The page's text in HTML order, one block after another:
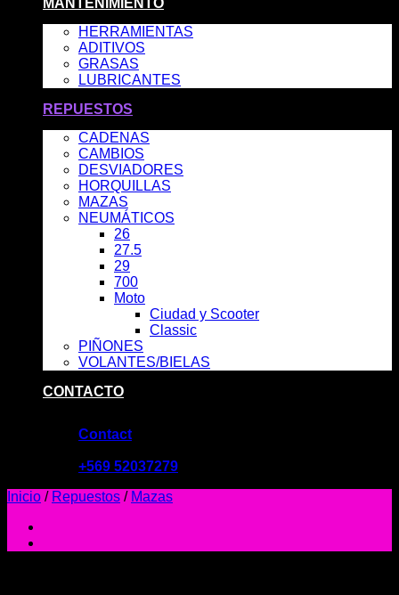
MANTENIMIENTO
HERRAMIENTAS
ADITIVOS
GRASAS
LUBRICANTES
REPUESTOS
CADENAS
CAMBIOS
DESVIADORES
HORQUILLAS
MAZAS
NEUMÁTICOS
26
27.5
29
700
Moto
Ciudad y Scooter
Classic
PIÑONES
VOLANTES/BIELAS
CONTACTO
Contact
+569 52037279
Inicio / Repuestos / Mazas